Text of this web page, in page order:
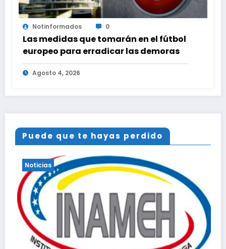
Notinformados 0
Las medidas que tomarán en el fútbol
europeo para erradicar las demoras
Agosto 4, 2026
Puede que te hayas perdido
Noticias